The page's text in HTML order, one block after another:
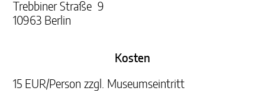
Trebbiner Straße 9​
10963 Berlin​
Kosten
15 EUR/Person zzgl. Museumseintritt